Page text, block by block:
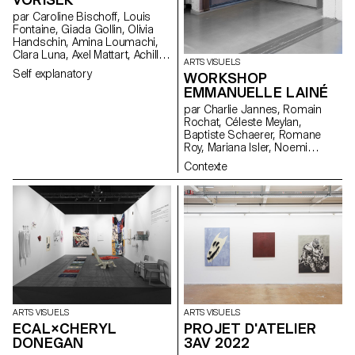
par Caroline Bischoff, Louis
Fontaine, Giada Gollin, Olivia
Handschin, Amina Loumachi,
Clara Luna, Axel Mattart, Achille
Meier, Charlie Schär, Jamie
Soria, Nayla Younes, Mayalène
Self explanatory
ARTS VISUELS
WORKSHOP
EMMANUELLE LAINÉ
par Charlie Jannes, Romain
Rochat, Céleste Meylan,
Baptiste Schaerer, Romane
Roy, Mariana Isler, Noemi
Leneman, Anna Kawahara, Tom
Grbic, Julie Wuhrmann
Contexte
ARTS VISUELS
ECAL×CHERYL
DONEGAN
ARTS VISUELS
PROJET D'ATELIER
3AV 2022